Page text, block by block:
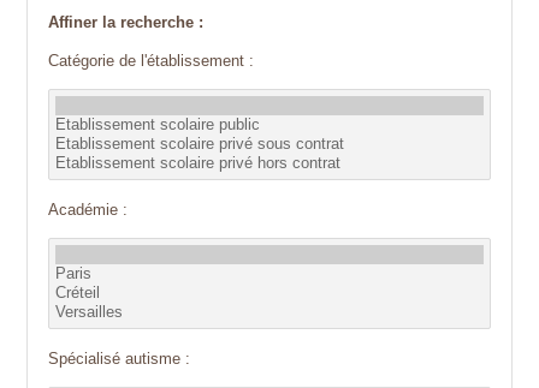
Affiner la recherche :
Catégorie de l'établissement :
Académie :
Spécialisé autisme :